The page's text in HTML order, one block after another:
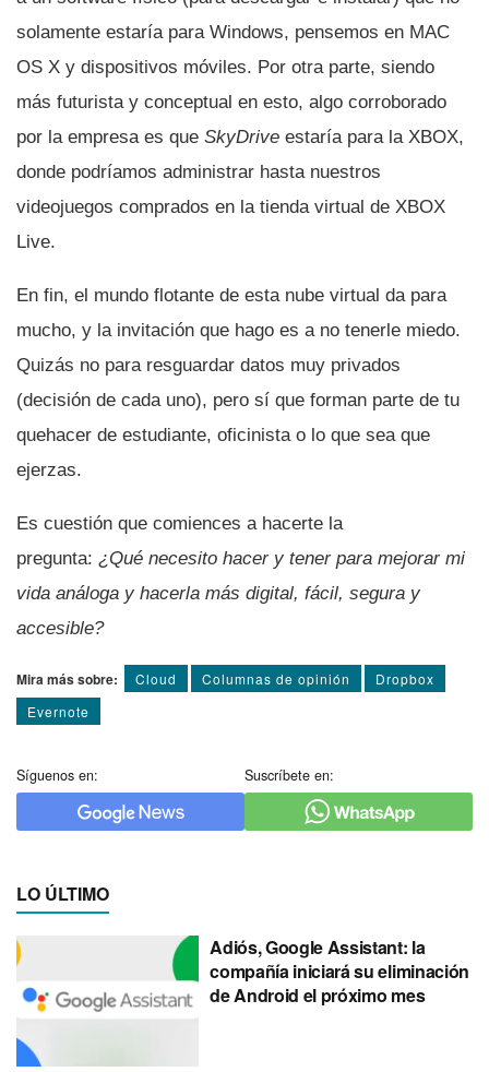
solamente estarí­a para Windows, pensemos en MAC
OS X y dispositivos móviles. Por otra parte, siendo
más futurista y conceptual en esto, algo corroborado
por la empresa es que SkyDrive estarí­a para la XBOX,
donde podrí­amos administrar hasta nuestros
videojuegos comprados en la tienda virtual de XBOX
Live.
En fin, el mundo flotante de esta nube virtual da para
mucho, y la invitación que hago es a no tenerle miedo.
Quizás no para resguardar datos muy privados
(decisión de cada uno), pero sí­ que forman parte de tu
quehacer de estudiante, oficinista o lo que sea que
ejerzas.
Es cuestión que comiences a hacerte la
pregunta: ¿Qué necesito hacer y tener para mejorar mi
vida análoga y hacerla más digital, fácil, segura y
accesible?
Mira más sobre: Cloud Columnas de opinión
Dropbox
Evernote
Síguenos en: Suscríbete en:
LO ÚLTIMO
Adiós, Google Assistant: la
compañía iniciará su eliminación
de Android el próximo mes